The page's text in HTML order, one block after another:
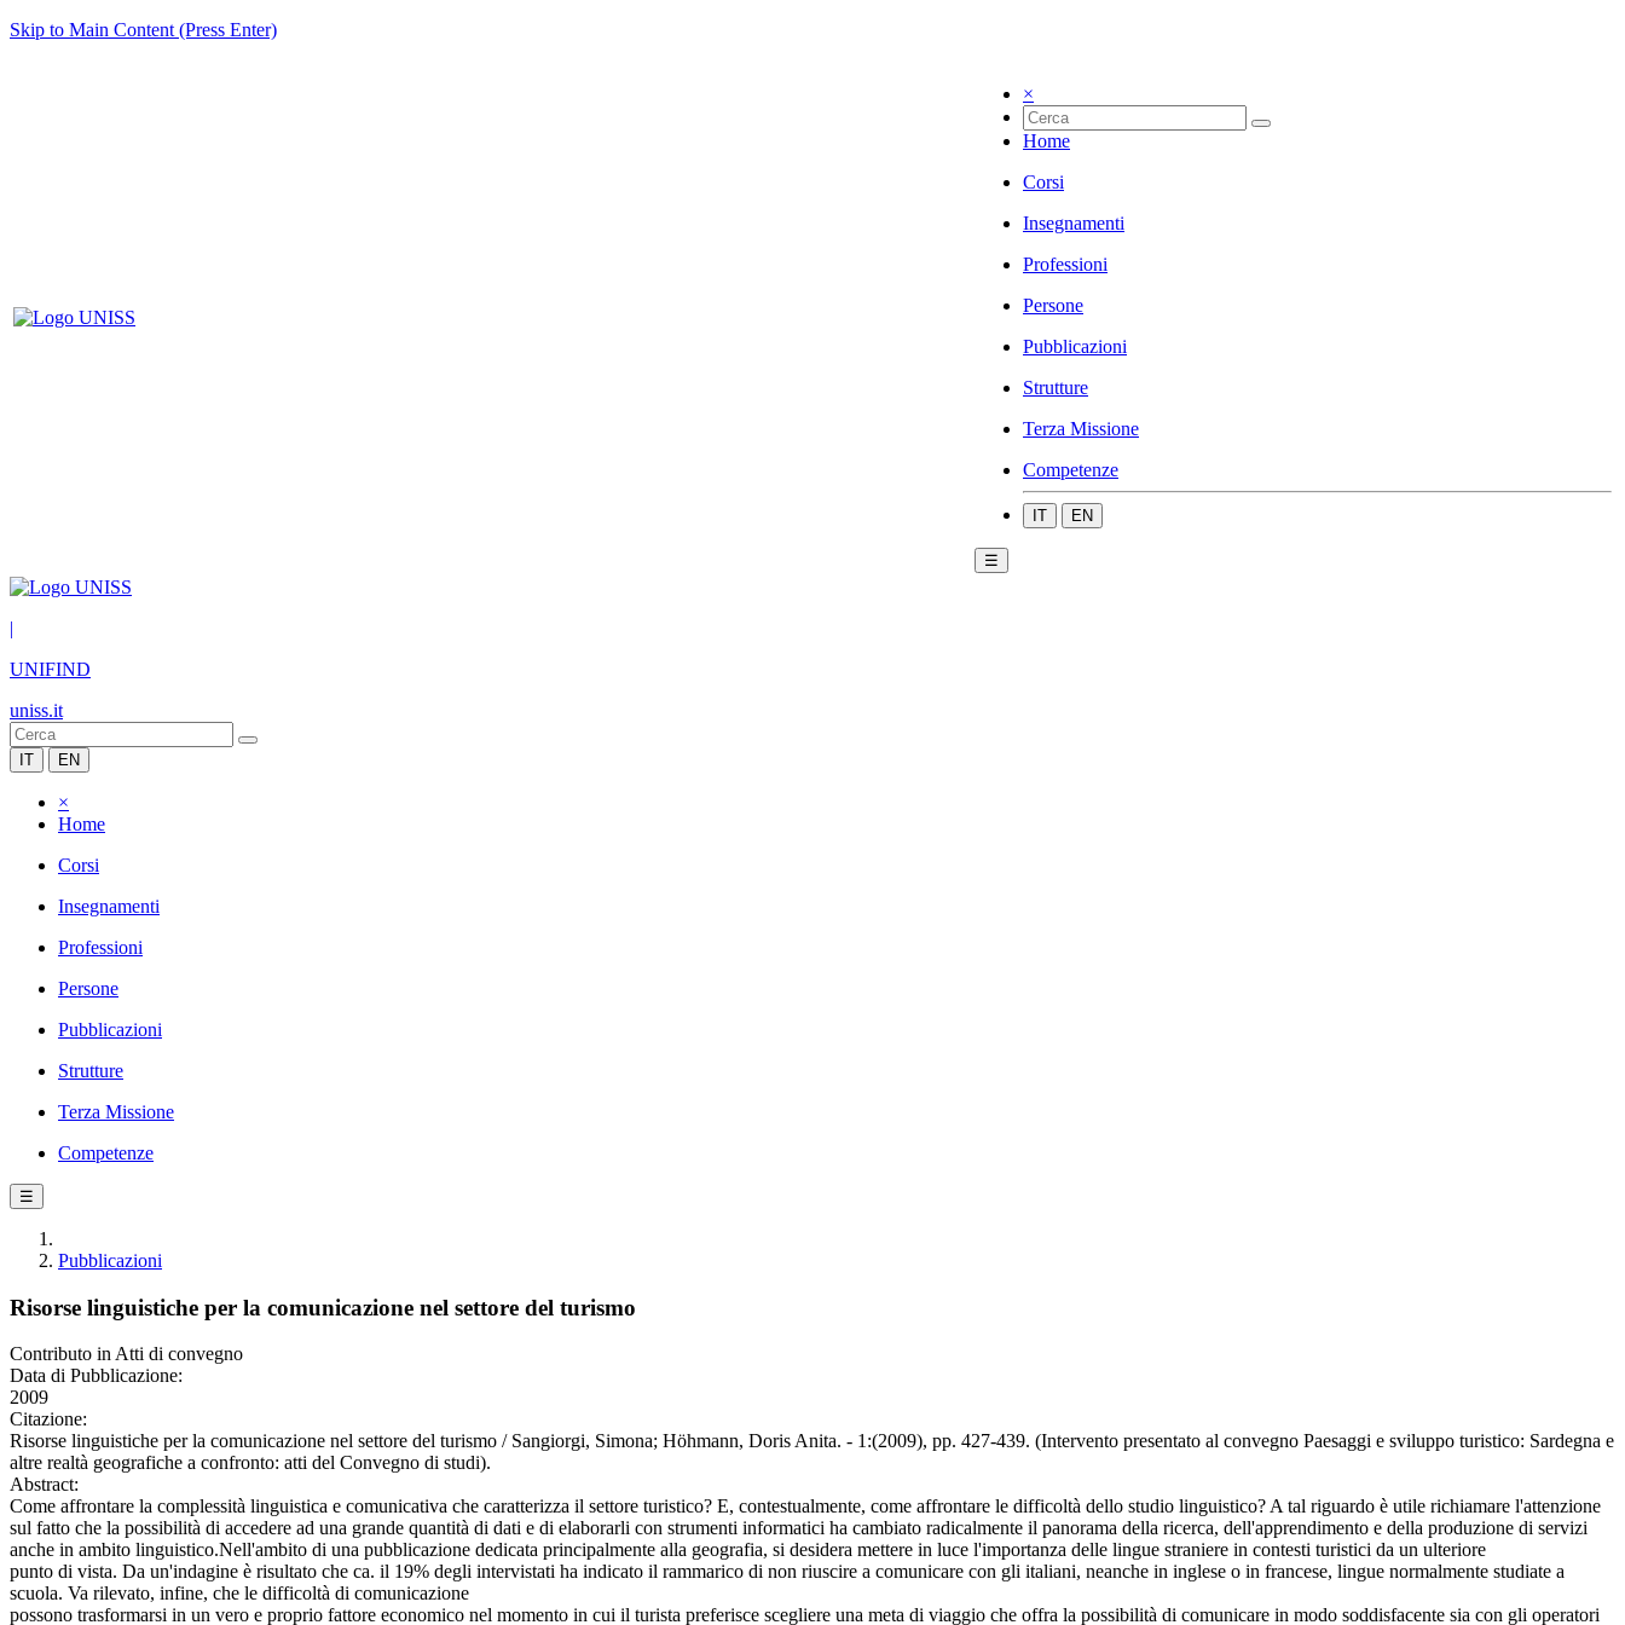
Skip to Main Content (Press Enter)
×
Home
Corsi
Insegnamenti
Professioni
Persone
Pubblicazioni
Strutture
Terza Missione
Competenze
IT EN
☰
|
UNIFIND
uniss.it
IT EN
×
Home
Corsi
Insegnamenti
Professioni
Persone
Pubblicazioni
Strutture
Terza Missione
Competenze
☰
Pubblicazioni
Risorse linguistiche per la comunicazione nel settore del turismo
Contributo in Atti di convegno
Data di Pubblicazione:
2009
Citazione:
Risorse linguistiche per la comunicazione nel settore del turismo / Sangiorgi, Simona; Höhmann, Doris Anita. - 1:(2009), pp. 427-439. (Intervento presentato al convegno Paesaggi e sviluppo turistico: Sardegna e
altre realtà geografiche a confronto: atti del Convegno di studi).
Abstract:
Come affrontare la complessità linguistica e comunicativa che caratterizza il settore turistico? E, contestualmente, come affrontare le difficoltà dello studio linguistico? A tal riguardo è utile richiamare l'attenzione
sul fatto che la possibilità di accedere ad una grande quantità di dati e di elaborarli con strumenti informatici ha cambiato radicalmente il panorama della ricerca, dell'apprendimento e della produzione di servizi
anche in ambito linguistico.Nell'ambito di una pubblicazione dedicata principalmente alla geografia, si desidera mettere in luce l'importanza delle lingue straniere in contesti turistici da un ulteriore
punto di vista. Da un'indagine è risultato che ca. il 19% degli intervistati ha indicato il rammarico di non riuscire a comunicare con gli italiani, neanche in inglese o in francese, lingue normalmente studiate a
scuola. Va rilevato, infine, che le difficoltà di comunicazione
possono trasformarsi in un vero e proprio fattore economico nel momento in cui il turista preferisce scegliere una meta di viaggio che offra la possibilità di comunicare in modo soddisfacente sia con gli operatori